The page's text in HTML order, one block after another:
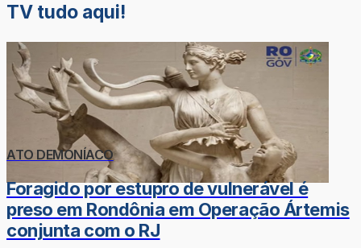
TV tudo aqui!
ATO DEMONÍACO
Foragido por estupro de vulnerável é
preso em Rondônia em Operação Ártemis
conjunta com o RJ